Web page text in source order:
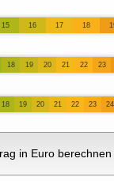
15 16 17 18
18 19 20 21 22 23
18 19 20 21 22 23 24
in Euro berechnen